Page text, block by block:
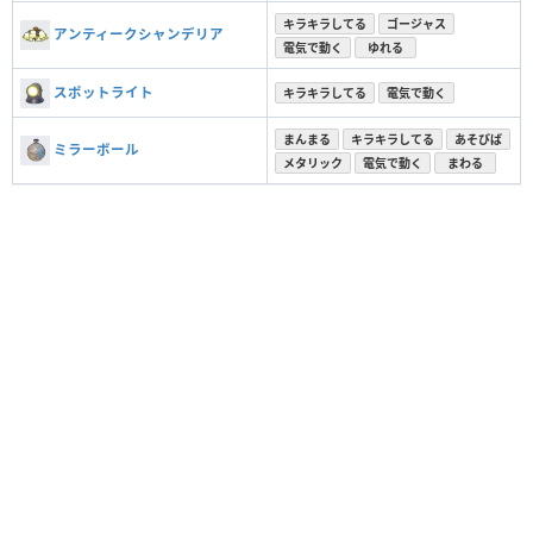
アンティークシャンデリア
キラキラしてる
ゴージャス
電気で動く
ゆれる
スポットライト キラキラしてる 電気で動く
ミラーボール
まんまる キラキラしてる
あそびば
メタリック
電気で動く まわる